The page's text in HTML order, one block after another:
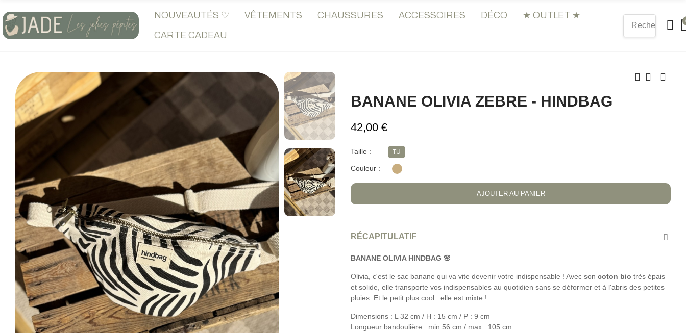
NOUVEAUTÉS ♡ VÊTEMENTS CHAUSSURES ACCESSOIRES DÉCO
★ OUTLET ★
CARTE CADEAU
BANANE OLIVIA ZEBRE - HINDBAG
42,00 €
Taille TU
Couleur
AJOUTER AU PANIER
RÉCAPITULATIF
BANANE OLIVIA HINDBAG 🌸
Olivia, c'est le sac banane qui va vite devenir votre indispensable ! Avec son coton bio très épais
et solide, elle transporte vos indispensables au quotidien sans se déformer et à l'abris des petites
pluies. Et le petit plus cool : elle est mixte !
Dimensions : L 32 cm / H : 15 cm / P : 9 cm
Longueur bandoulière : min 56 cm / max : 105 cm